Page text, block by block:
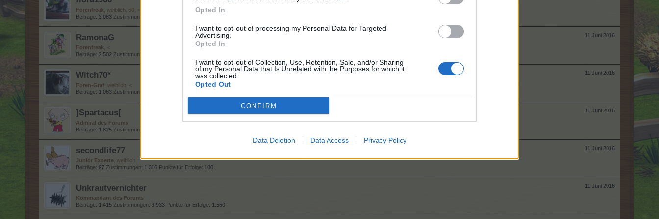
Opted In
I want to opt-out of processing my Personal Data for Targeted
Advertising.
Opted In
I want to opt-out of Collection, Use, Retention, Sale, and/or Sharing
of my Personal Data that Is Unrelated with the Purposes for which it
was collected.
Opted Out
CONFIRM
Data Deletion Data Access Privacy Policy
Forenfreak , weiblich, 60, <
Beiträge: 3.083 Zustimmungen:
11 Juni 2016
RamonaG
Forenfreak , <
Beiträge: 2.502 Zustimmungen:
11 Juni 2016
Witch70*
Foren-Graf , weiblich, <
Beiträge: 1.063 Zustimmungen:
11 Juni 2016
]Spartacus[
Admiral des Forums
Beiträge: 1.825 Zustimmungen:
11 Juni 2016
secondlife77
Junior Experte , weiblich
Beiträge: 97 Zustimmungen: 1.316 Punkte für Erfolge: 100
11 Juni 2016
Unkrautvernichter
Kommandant des Forums
Beiträge: 1.415 Zustimmungen: 6.933 Punkte für Erfolge: 1.550